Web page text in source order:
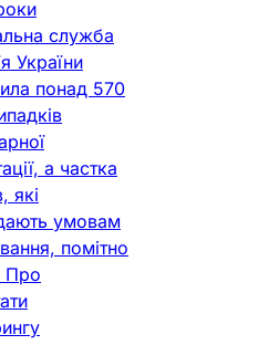
служба
України
понад 570
а частка
які
умовам
помітно
Про